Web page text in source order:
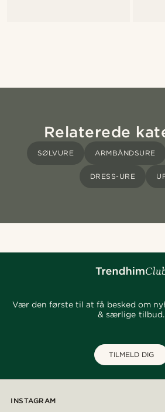
Relaterede
SØLVURE ARMBÅNDSURE
DRESS-URE
Vær den første til at få besked om
& særlige tilbud.
TILMELD DIG
INSTAGRAM